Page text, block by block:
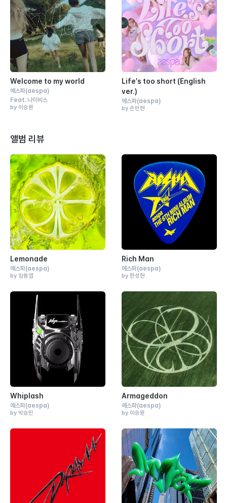
Welcome to my world
에스파(aespa)
Feat. 나이비스
by 이승원
Life′s too short (English
ver.)
에스파(aespa)
by 손민현
앨범 리뷰
Lemonade
에스파(aespa)
by 임동엽
Rich Man
에스파(aespa)
by 한성현
Whiplash
에스파(aespa)
by 박승민
Armageddon
에스파(aespa)
by 이승원